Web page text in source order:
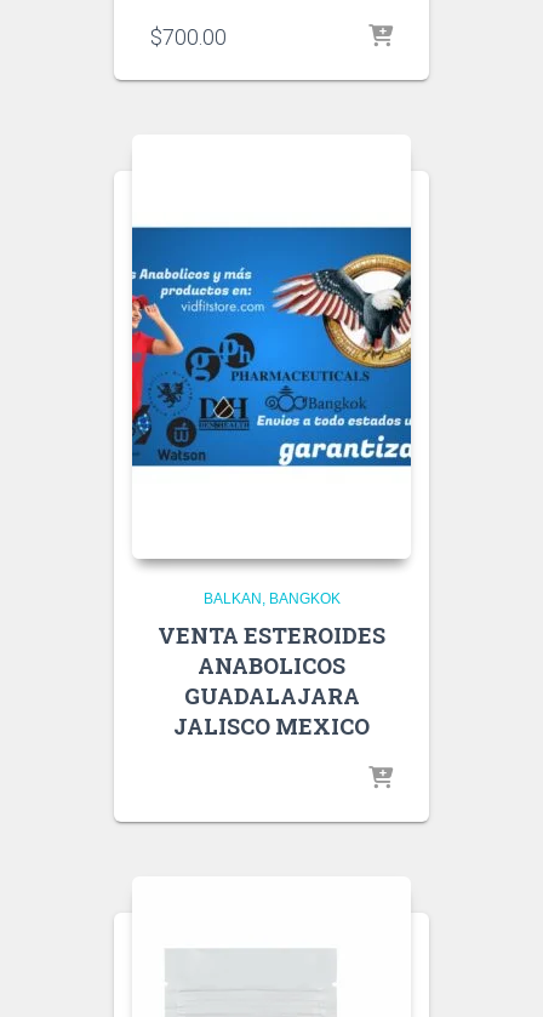
$700.00
BALKAN BANGKOK
VENTA ESTEROIDES
ANABOLICOS
GUADALAJARA
JALISCO MEXICO